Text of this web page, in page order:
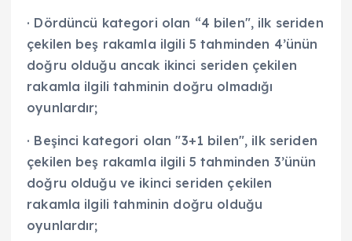
· Dördüncü kategori olan “4 bilen", ilk seriden
çekilen beş rakamla ilgili 5 tahminden 4’ünün
doğru olduğu ancak ikinci seriden çekilen
rakamla ilgili tahminin doğru olmadığı
oyunlardır;
· Beşinci kategori olan "3+1 bilen", ilk seriden
çekilen beş rakamla ilgili 5 tahminden 3’ünün
doğru olduğu ve ikinci seriden çekilen
rakamla ilgili tahminin doğru olduğu
oyunlardır;